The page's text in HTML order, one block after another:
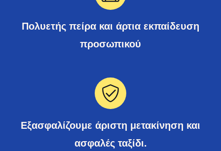
Πολυετής πείρα και άρτια εκπαίδευση
προσωπικού
Εξασφαλίζουμε άριστη μετακίνηση και
ασφαλές ταξίδι.